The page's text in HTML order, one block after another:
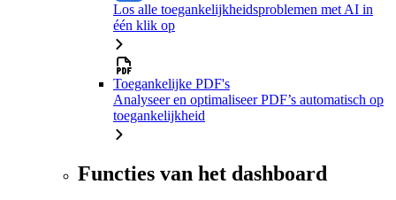
Los alle toegankelijkheidsproblemen met AI in
één klik op
Toegankelijke PDF's
Analyseer en optimaliseer PDF’s automatisch op
toegankelijkheid
Functies van het dashboard